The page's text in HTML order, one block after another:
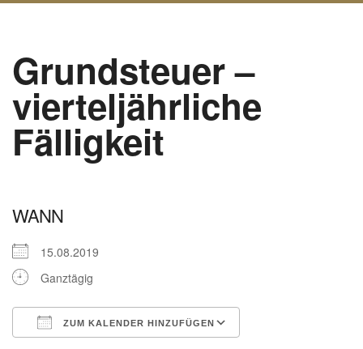
Grundsteuer –
vierteljährliche
Fälligkeit
WANN
15.08.2019
Ganztägig
ZUM KALENDER HINZUFÜGEN